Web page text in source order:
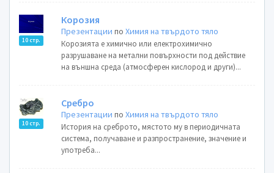
10 стр.
Корозия
Презентации поХимия на твърдото тяло
Корозията е химично или електрохимично
разрушаване на метални повърхности под действие
на външна среда (атмосферен кислород и други)...
10 стр.
Сребро
Презентации поХимия на твърдото тяло
История на среброто, мястото му в периодичната
система, получаване и разпространение, значение и
употреба...